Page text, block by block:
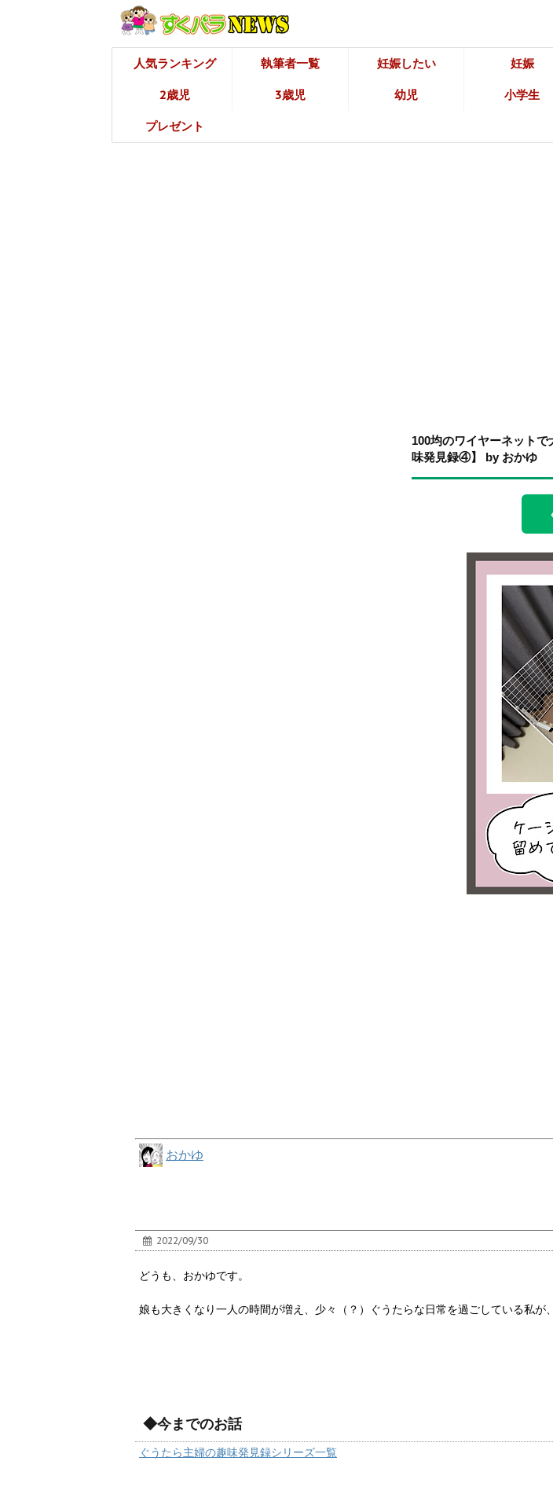
人気ランキング 執筆者一覧 妊娠したい 妊娠
2歳児 3歳児 幼児 小学生
プレゼント
100均のワイヤーネット
味発見録④】 by おかゆ
おかゆ
2022/09/30
どうも、おかゆです。
娘も大きくなり一人の時間が増え、少々（？）ぐうたらな日常を過ごしている私
◆今までのお話
ぐうたら主婦の趣味発見録シリーズ一覧